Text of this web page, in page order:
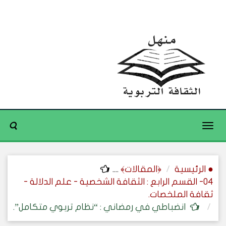
Toggle
● الرئيسية ﴿المقالات﴾ ....
04- القسم الرابع : الثقافة الشخصية - علم الدلالة -
ثقافة الملخصات.
انضباطي في رمضاني : “نظام تربوي متكامل”.